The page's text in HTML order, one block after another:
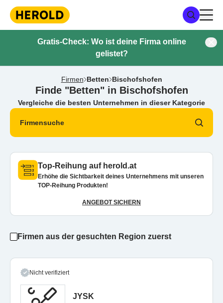
Gratis-Check: Wo ist deine Firma online
gelistet?
Firmen Betten Bischofshofen
Finde "Betten" in Bischofshofen
Vergleiche die besten Unternehmen in dieser Kategorie
Firmensuche
Top-Reihung auf herold.at
Erhöhe die Sichtbarkeit deines Unternehmens mit unseren
TOP-Reihung Produkten!
ANGEBOT SICHERN
Firmen aus der gesuchten Region zuerst
Nicht verifiziert
JYSK